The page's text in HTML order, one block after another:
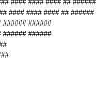
#### #### #### ## ######
###### ######
###### ######